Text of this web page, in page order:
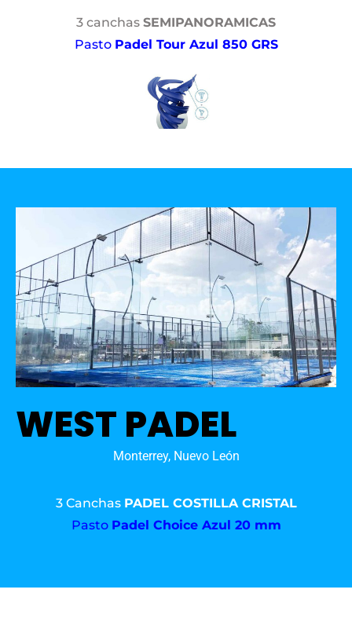
3 canchas SEMIPANORAMICAS
Pasto Padel Tour Azul 850 GRS
WEST PADEL
Monterrey, Nuevo León
3 Canchas PADEL COSTILLA CRISTAL
Pasto Padel Choice Azul 20 mm